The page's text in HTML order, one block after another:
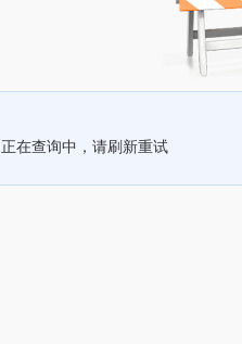
正在查询中，请刷新重试